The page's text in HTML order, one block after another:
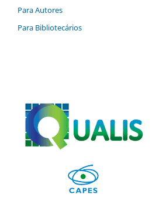
Para Autores
Para Bibliotecários